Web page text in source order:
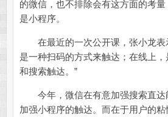
的微信，也不排除会有这方面的考
是小程序。
在最近的一次公开课，张小龙表
是一种扫码的方式来触达；在线上
和搜索触达。”
今年，微信在有意加强搜索直达
加强小程序的触达。而在于用户的